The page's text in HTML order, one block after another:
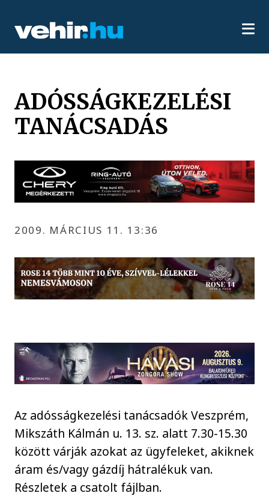
ADÓSSÁGKEZELÉSI
TANÁCSADÁS
2009. MÁRCIUS 11. 13:36
Az adósságkezelési tanácsadók Veszprém,
Mikszáth Kálmán u. 13. sz. alatt 7.30-15.30
között várják azokat az ügyfeleket, akiknek
áram és/vagy gázdíj hátralékuk van.
Részletek a csatolt fájlban.